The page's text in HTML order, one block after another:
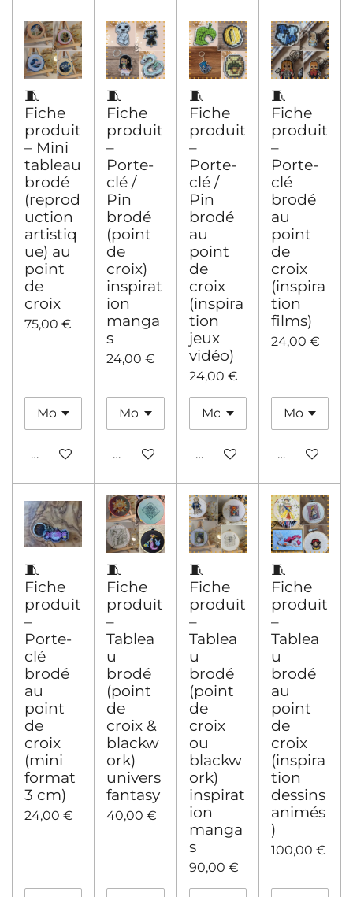
🧵
Fiche
produit
– Mini
tableau
brodé
(reprod
uction
artistiq
ue) au
point
de
croix
75,00 €
Ajouter au panier
🧵
Fiche
produit
–
Porte-
clé /
Pin
brodé
(point
de
croix)
inspirat
ion
manga
s
24,00 €
Voir les détails
🧵
Fiche
produit
–
Porte-
clé /
Pin
brodé
au
point
de
croix
(inspira
tion
jeux
vidéo)
24,00 €
Voir les détails
🧵
Fiche
produit
–
Porte-
clé
brodé
au
point
de
croix
(inspira
tion
films)
24,00 €
Ajouter au
🧵
Fiche
produit
–
Porte-
clé
brodé
au
point
de
croix
(mini
format
3 cm)
24,00 €
🧵
Fiche
produit
–
Tablea
u
brodé
(point
de
croix &
blackw
ork)
univers
fantasy
40,00 €
🧵
Fiche
produit
–
Tablea
u
brodé
(point
de
croix
ou
blackw
ork)
inspirat
ion
manga
s
90,00 €
🧵
Fiche
produit
–
Tablea
u
brodé
au
point
de
croix
(inspira
tion
dessins
animés
)
100,00 €